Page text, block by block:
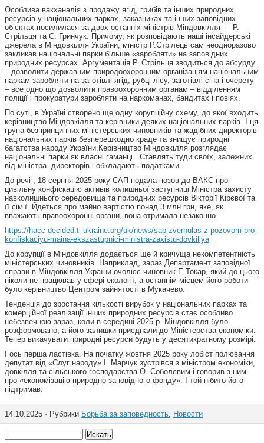
Особлива вакханалія з продажу ягід, грибів та інших природних
ресурсів у національних парках, заказниках та інших заповідних
об’єктах посилилася за двох останніх міністрів Міндовкілля — Р.
Стрільця та С. Гринчук. Причому, як розповідають наші інсайдерські
джерела в Міндовкілля України, міністр Р.Стрілець сам неодноразово
закликав національні парки більше «заробляти» на заповідних
природних ресурсах. Аргументація Р. Стрільця зводиться до абсурду
– дозволити державним природоохоронним організаціям-національним
паркам заробляти на заготівлі ягід, рубці лісу, заготівлі сіна і очерету
– все одно що дозволити правоохоронним органам – відділенням
поліції і прокуратури заробляти на наркоманах, бандитах і повіях.
По суті, в Україні створено ще одну корупційну схему, до якої входить
керівництво Міндовкілля та керівники деяких національних парків. І ця
група безпринципних міністерських чиновників та жадібних директорів
національних парків безперешкодно краде та знищує природні
багатства народу України.Керівництво Міндовкілля розглядає
національні парки як власні гаманці. Ставлять туди своїх, залежних
від міністра директорів і обкладають податками.
До речі , 18 серпня 2025 року САП подала позов до ВАКС про
цивільну конфіскацію активів колишньої заступниці Міністра захисту
навколишнього середовища та природних ресурсів Вікторії Кірєвої та
її сім’ї. Йдеться про майно вартістю понад 3 млн грн, яке, як
вважають правоохоронні органи, вона отримала незаконно
https://hacc-decided.ti-ukraine.org/uk/news/sap-zvernulas-z-pozovom-pro-
konfiskaciyu-maina-ekszastupnici-ministra-zaxistu-dovkillya
До корупції в Міндовкілля додається ще й кричуща некомпетентність
міністерських чиновників. Наприклад, зараз Департамент заповідної
справи в Міндовкілля України очолює чиновник Е.Токар, який до цього
ніколи не працював у сфері екології, а останнім місцем його роботи
було керівництво Центром зайнятості в Мукачево.
Тенденція до зростання кількості вирубок у національних парках та
комерційної реалізації інших природних ресурсів стає особливо
небезпечною зараз, коли в середині 2025 р. Міндовкілля було
розформовано, а його залишки приєднали до Міністерства економіки.
Тепер викачувати природні ресурси будуть у десятикратному розмірі.
І ось перша ластівка. На початку жовтня 2025 року лобіст полювання
депутат від «Слуг народу» І. Марчук зустрівся з міністром економіки,
довкілля та сільського господарства О. Соболєвим і говорив з ним
про «економізацію природно-заповідного фонду». І той нібито його
підтримав.
14.10.2025 · Рубрики Борьба за заповедность, Новости